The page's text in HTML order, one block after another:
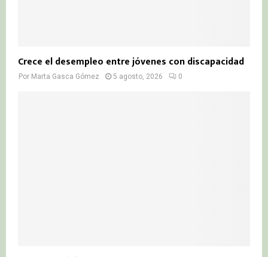
Crece el desempleo entre jóvenes con discapacidad
Por Marta Gasca Gómez 5 agosto, 2026 0